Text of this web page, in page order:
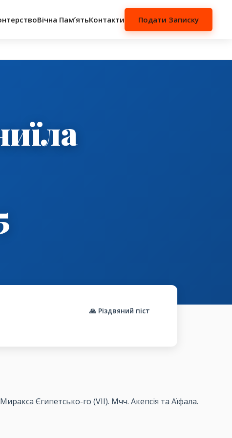
Вічна ПамʼятьКонтакти Подати Записку
🙏 Різдвяний піст
Єгипетсько-го (VІІ). Мчч. Акепсія та Аїфала.